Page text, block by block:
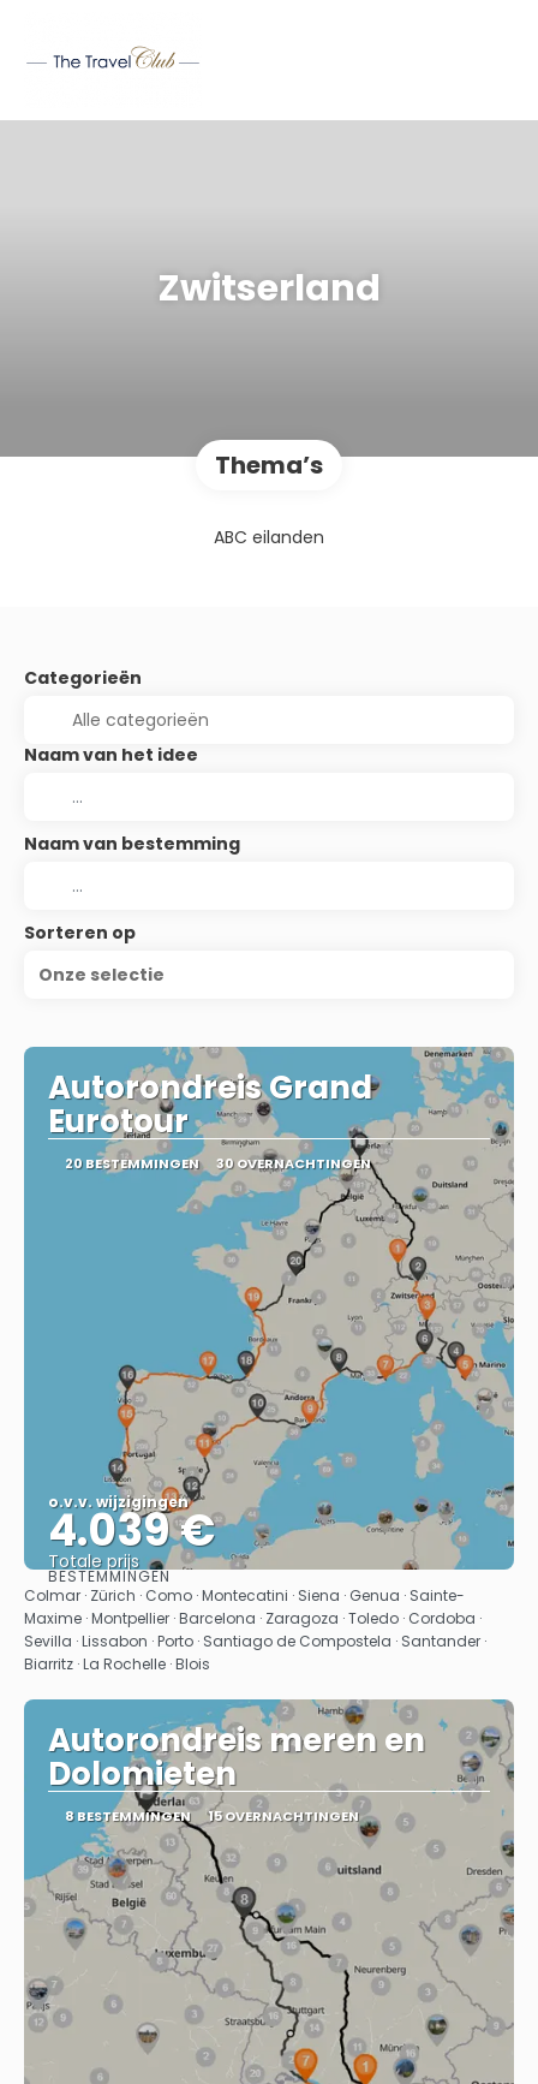
Zwitserland
Thema’s
ABC eilanden
Categorieën
Naam van het idee
Naam van bestemming
Sorteren op
Onze selectie
Autorondreis Grand
Eurotour
20 BESTEMMINGEN 30 OVERNACHTINGEN
o.v.v. wijzigingen
4.039 €
Totale prijs
Bekijk
BESTEMMINGEN
Colmar · Zürich · Como · Montecatini · Siena · Genua · Sainte-
Maxime · Montpellier · Barcelona · Zaragoza · Toledo · Cordoba ·
Sevilla · Lissabon · Porto · Santiago de Compostela · Santander ·
Biarritz · La Rochelle · Blois
Autorondreis meren en
Dolomieten
8 BESTEMMINGEN 15 OVERNACHTINGEN